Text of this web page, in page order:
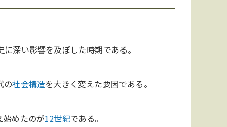
に深い影響を及ぼした時期である。
の社会構造を大きく変えた要因である。
始めたのが12世紀である。